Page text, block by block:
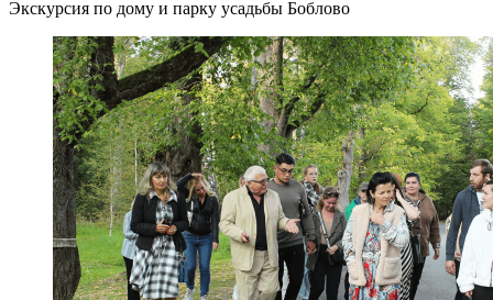
Экскурсия по дому и парку усадьбы Боблово